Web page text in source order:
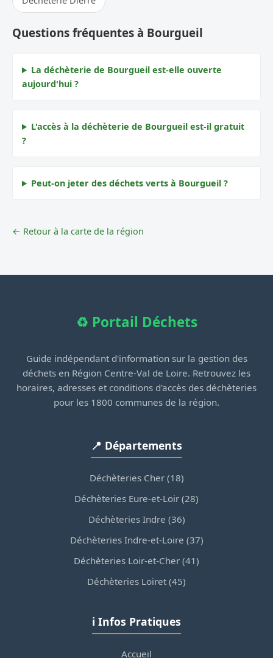
Questions fréquentes à Bourgueil
La déchèterie de Bourgueil est-elle ouverte
aujourd'hui ?
L'accès à la déchèterie de Bourgueil est-il gratuit
?
Peut-on jeter des déchets verts à Bourgueil ?
← Retour à la carte de la région
♻️ Portail Déchets
Guide indépendant d'information sur la gestion des
déchets en Région Centre-Val de Loire. Retrouvez les
horaires, adresses et conditions d'accès des déchèteries
pour les 1800 communes de la région.
📍 Départements
Déchèteries Cher (18)
Déchèteries Eure-et-Loir (28)
Déchèteries Indre (36)
Déchèteries Indre-et-Loire (37)
Déchèteries Loir-et-Cher (41)
Déchèteries Loiret (45)
ℹ️ Infos Pratiques
Accueil